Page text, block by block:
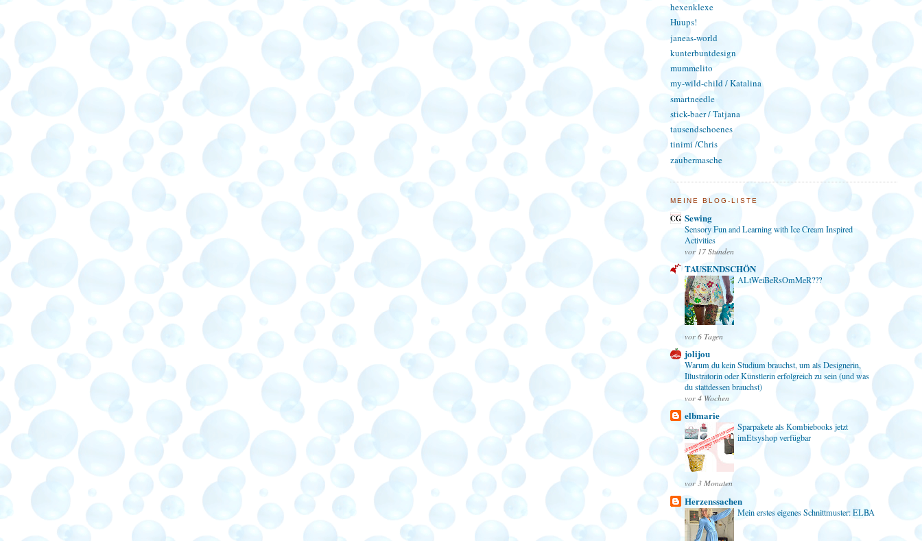
hexenklexe
Huups!
janeas-world
kunterbuntdesign
mummelito
my-wild-child / Katalina
smartneedle
stick-baer / Tatjana
tausendschoenes
tinimi /Chris
zaubermasche
MEINE BLOG-LISTE
Sewing
Sensory Fun and Learning with Ice Cream Inspired
Activities
vor 17 Stunden
TAUSENDSCHÖN
ALtWeiBeRsOmMeR???
vor 6 Tagen
jolijou
Warum du kein Studium brauchst, um als Designerin,
Illustratorin oder Künstlerin erfolgreich zu sein (und was
du stattdessen brauchst)
vor 4 Wochen
elbmarie
Sparpakete als Kombiebooks jetzt
imEtsyshop verfügbar
vor 3 Monaten
Herzenssachen
Mein erstes eigenes Schnittmuster: ELBA